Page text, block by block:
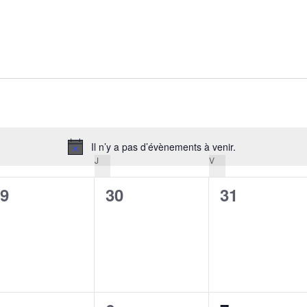
Notice
Il n’y a pas d’évènements à venir.
J V
0
30
0
31